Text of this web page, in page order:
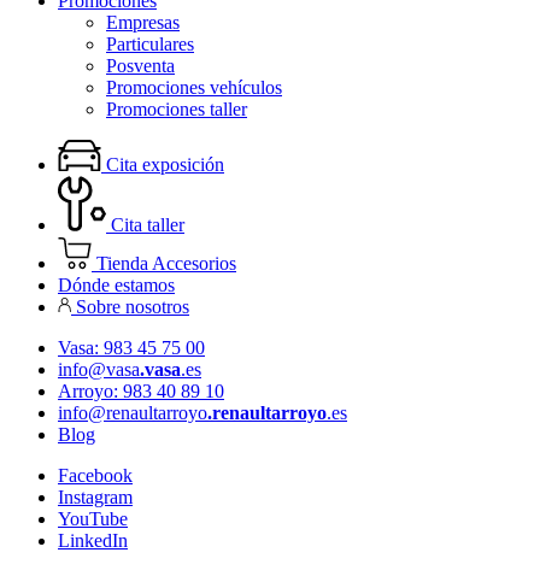
Empresas
Particulares
Posventa
Promociones vehículos
Promociones taller
Cita exposición
Cita taller
Tienda Accesorios
Dónde estamos
Sobre nosotros
Vasa: 983 45 75 00
info@vasa.vasa.es
Arroyo: 983 40 89 10
info@renaultarroyo.renaultarroyo.es
Blog
Facebook
Instagram
YouTube
LinkedIn